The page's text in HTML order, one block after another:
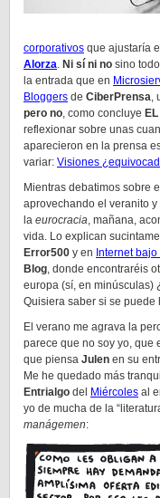
corporativos que ajustaría
Alorza. Ni sí ni no sino
la entrada que en
Bloggers de CiberPrensa,
pero no, como concluye
reflexionar sobre unas
aparecieron en la prensa
variar: Visiones
Mientras debatimos sobre
aprovechando el veranito
la eurocracia, mañana,
vida. Lo explican
Error500 y en Internet
Blog, donde encontraréis
europa (sí, en minúsculas)
Quisiera saber si se puede
El verano me agrava la
parece que no soy yo, que
que piensa Julen en su
Me he quedado más
Entrialgo del Miércoles al
yo de mucha de la
manágemen: